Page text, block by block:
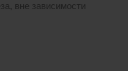
вне зависимости